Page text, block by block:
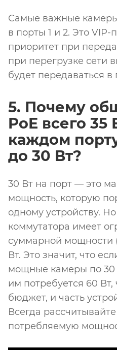
Самые важные
в порты 1 и 2. Это
приоритет при
при перегрузке сети
будет передаваться
5. Почему
PoE всего 35
каждом
до 30 Вт?
30 Вт на порт — это
мощность, которую
одному устройству.
коммутатора имеет
суммарной мощности
Вт. Это значит, что
мощные камеры по 30
им потребуется 60 Вт,
бюджет, и часть
Всегда
потребляемую